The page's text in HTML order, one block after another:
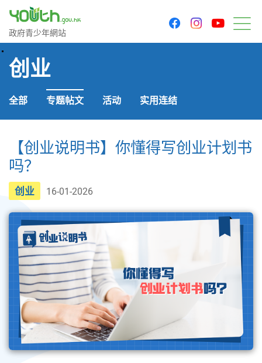
政府青少年网站
政府青少年網站
facebookinstagram
创业
全部 专题帖文 活动 实用连结
【创业说明书】你懂得写创业计划书
吗？
创业 16-01-2026